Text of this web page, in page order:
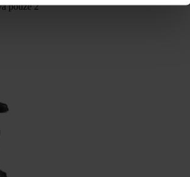
pouze 2